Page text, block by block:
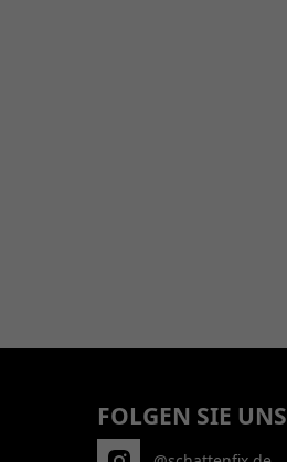
FOLGEN SIE UNS